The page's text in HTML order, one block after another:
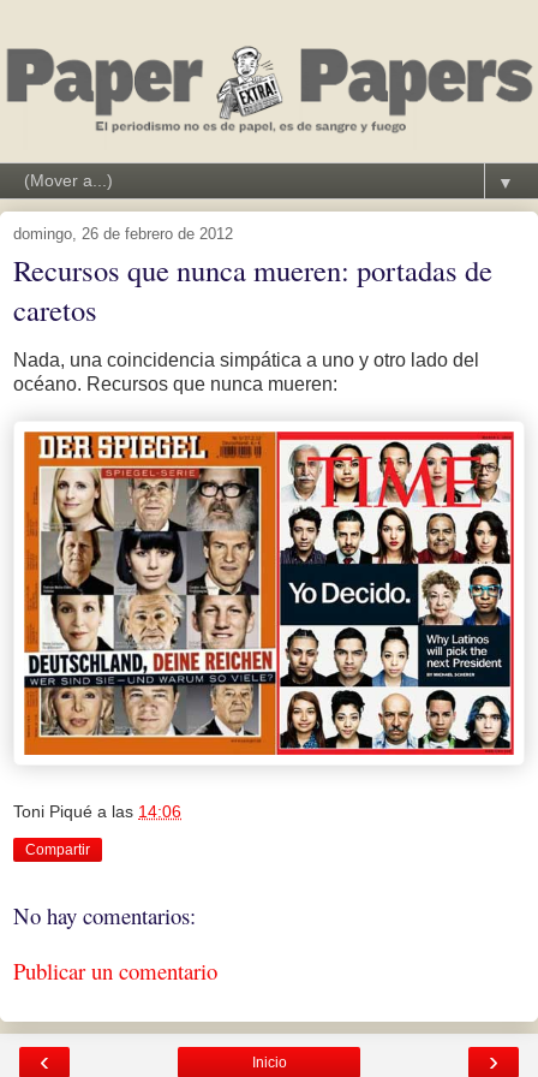
▼
domingo, 26 de febrero de 2012
Recursos que nunca mueren: portadas de
caretos
Nada, una coincidencia simpática a uno y otro lado del
océano. Recursos que nunca mueren:
Toni Piqué a las 14:06
Compartir
No hay comentarios:
Publicar un comentario
‹ ›
Inicio